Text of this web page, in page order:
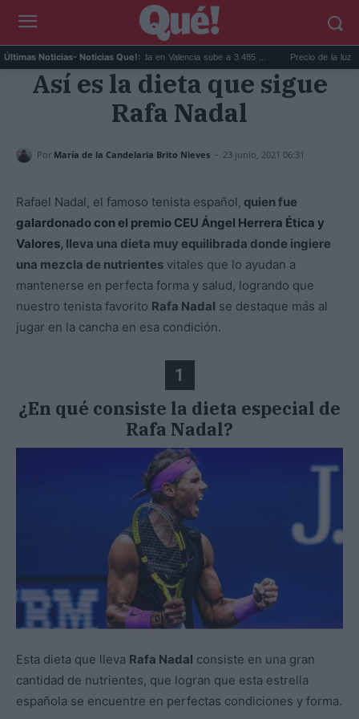
Últimas Noticias- Noticias Que!:
El precio de la vivienda en Valencia sube a 3.485 ... Precio de la luz hoy,
Así es la dieta que sigue
Rafa Nadal
Por María de la Candelaria Brito Nieves - 23 junio, 2021 06:31
Rafael Nadal, el famoso tenista español, quien fue
galardonado con el premio CEU Ángel Herrera Ética y
Valores, lleva una dieta muy equilibrada donde ingiere
una mezcla de nutrientes vitales que lo ayudan a
mantenerse en perfecta forma y salud, logrando que
nuestro tenista favorito Rafa Nadal se destaque más al
jugar en la cancha en esa condición.
1
¿En qué consiste la dieta especial de
Rafa Nadal?
Esta dieta que lleva Rafa Nadal consiste en una gran
cantidad de nutrientes, que logran que esta estrella
española se encuentre en perfectas condiciones y forma.